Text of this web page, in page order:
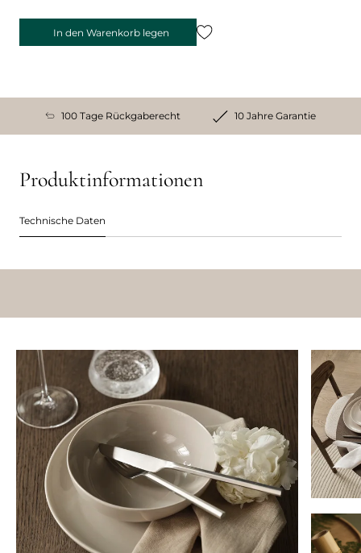
In den Warenkorb legen
100 Tage Rückgaberecht 10 Jahre Garantie
Produktinformationen
Technische Daten